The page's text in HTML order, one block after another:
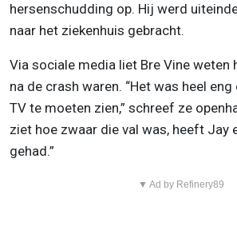
hersenschudding op. Hij werd
naar het ziekenhuis gebracht.
Via sociale media liet Bre Vine weten
na de crash waren. “Het was heel
TV te moeten zien,” schreef ze
ziet hoe zwaar die val was, heeft Jay
gehad.”
▼ Ad by Refinery89